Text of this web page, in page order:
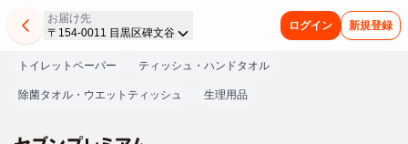
お届け先
〒154-0011 目黒区碑文谷
ログイン 新規登録
トイレットペーパー ティッシュ・ハンドタオル
除菌タオル・ウエットティッシュ 生理用品